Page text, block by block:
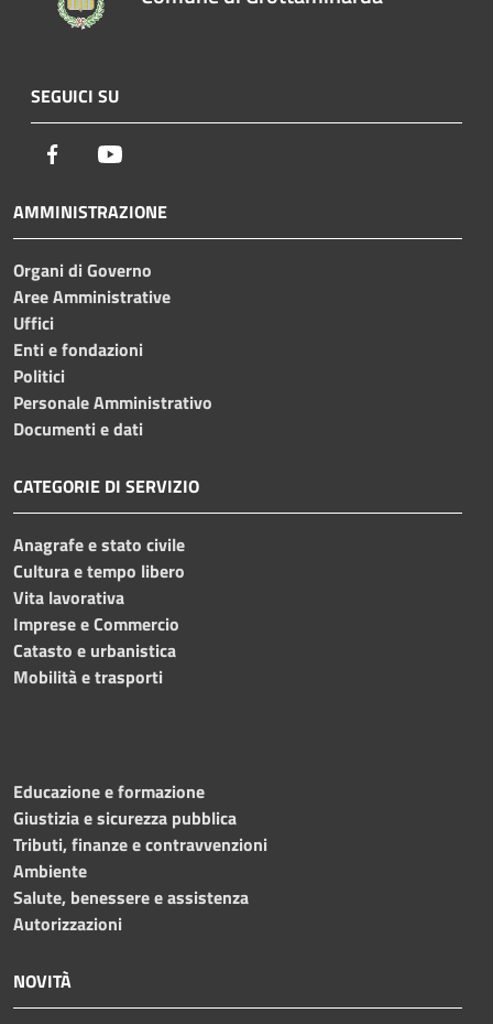
SEGUICI SU
Facebook
AMMINISTRAZIONE
Organi di Governo
Aree Amministrative
Uffici
Enti e fondazioni
Politici
Personale Amministrativo
Documenti e dati
CATEGORIE DI SERVIZIO
Anagrafe e stato civile
Cultura e tempo libero
Vita lavorativa
Imprese e Commercio
Catasto e urbanistica
Mobilità e trasporti
Educazione e formazione
Giustizia e sicurezza pubblica
Tributi, finanze e contravvenzioni
Ambiente
Salute, benessere e assistenza
Autorizzazioni
NOVITÀ